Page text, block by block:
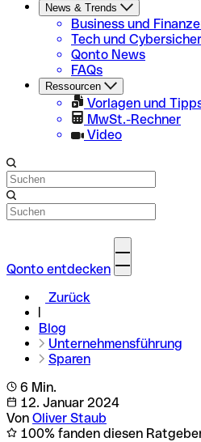
News & Trends
Business und
Tech und
Qonto News
FAQs
Ressourcen
Vorlagen und
MwSt.-Rechner
Video
Qonto entdecken
Zurück
Blog
Unternehmensführung
Sparen
6 Min.
12. Januar 2024
Von Oliver Staub
100% fanden diesen